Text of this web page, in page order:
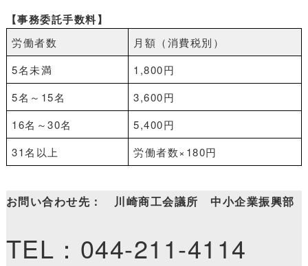
【事務委託手数料】
労働者数
月額（消費税別）
5名未満
1,800円
5名～15名
3,600円
16名～30名
5,400円
31名以上
労働者数×180円
お問い合わせ先： 川崎商工会議所 中小企業振興部
TEL：044-211-4114